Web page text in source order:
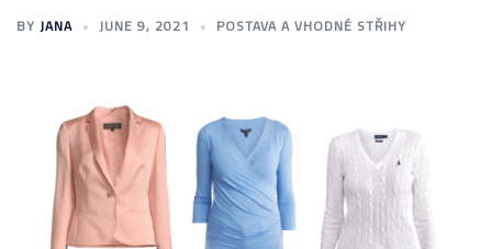
BY JANA JUNE 9, 2021 POSTAVA A VHODNÉ STŘIHY